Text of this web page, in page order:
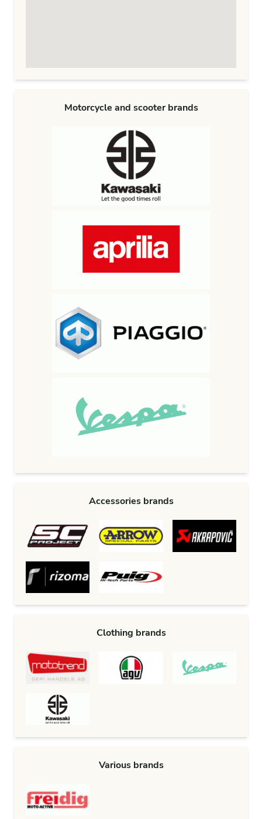
Motorcycle and scooter brands
Accessories brands
Clothing brands
Various brands